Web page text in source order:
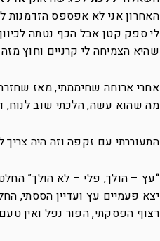
האחרון אני לא אפספס הזדמנות
לי ספק קטן אבל הכף נטתה
שהיא הצמיחה לי קרניים וחוץ
אחרי ארוחה שחיממתי, מאז
מה שהוא עשה, הלכתי שוב לנוח,
התעוררתי עם זקפה וזה היה
רצוף הפסקתי, הפור נפל ואין